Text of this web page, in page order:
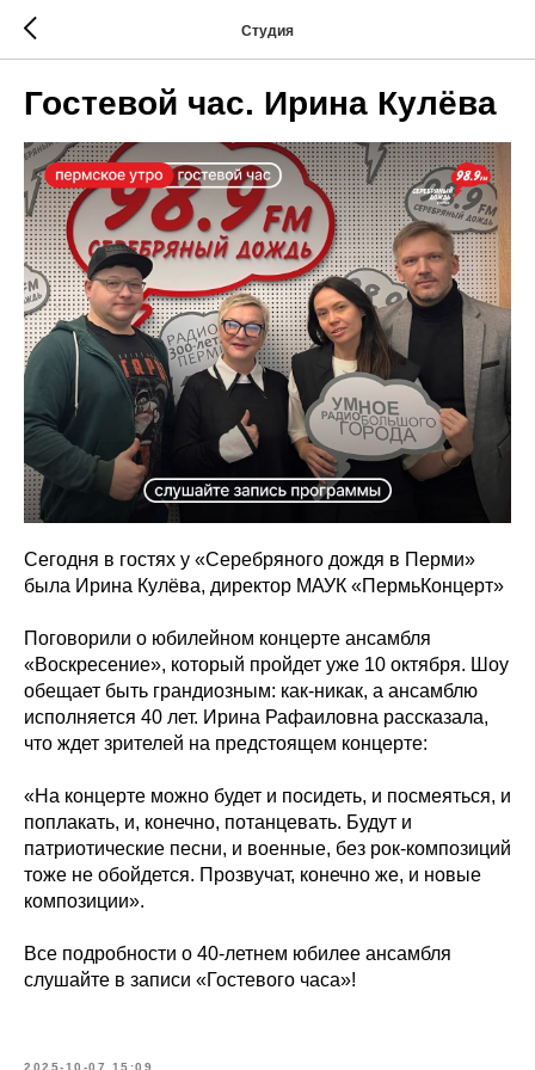
Студия
Гостевой час. Ирина Кулёва
Сегодня в гостях у «Серебряного дождя в Перми»
была Ирина Кулёва, директор МАУК «ПермьКонцерт»
Поговорили о юбилейном концерте ансамбля
«Воскресение», который пройдет уже 10 октября. Шоу
обещает быть грандиозным: как-никак, а ансамблю
исполняется 40 лет. Ирина Рафаиловна рассказала,
что ждет зрителей на предстоящем концерте:
«На концерте можно будет и посидеть, и посмеяться, и
поплакать, и, конечно, потанцевать. Будут и
патриотические песни, и военные, без рок-композиций
тоже не обойдется. Прозвучат, конечно же, и новые
композиции».
Все подробности о 40-летнем юбилее ансамбля
слушайте в записи «Гостевого часа»!
2025-10-07 15:09